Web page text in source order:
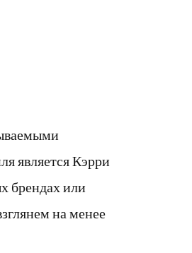
является Кэрри
брендах или
на менее